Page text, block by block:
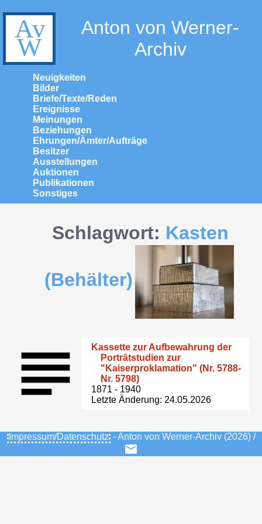
Anton von Werner-
Archiv
Neuigkeiten
Bilder
Briefe/Texte/Reden
Ereignisse
Meinungen
Beziehungen
Ehrungen/Ämter/Aufträge
Besitzer
Ausstellungen
Auktionen
Publikationen
Sonstiges
Schlagwort: Kasten
(Behälter)
Kassette zur Aufbewahrung der
Porträtstudien zur
"Kaiserproklamation" (Nr. 5788-
Nr. 5798)
1871 - 1940
Letzte Änderung: 24.05.2026
Impressum/Datenschutz - Anton von Werner-Archiv (2026) /